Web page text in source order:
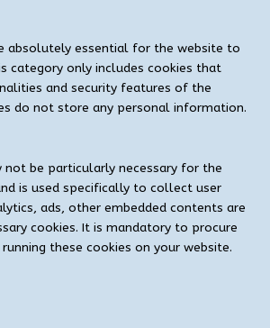
absolutely essential for the website to
category only includes cookies that
and security features of the
do not store any personal information.
not be particularly necessary for the
is used specifically to collect user
ads, other embedded contents are
cookies. It is mandatory to procure
these cookies on your website.